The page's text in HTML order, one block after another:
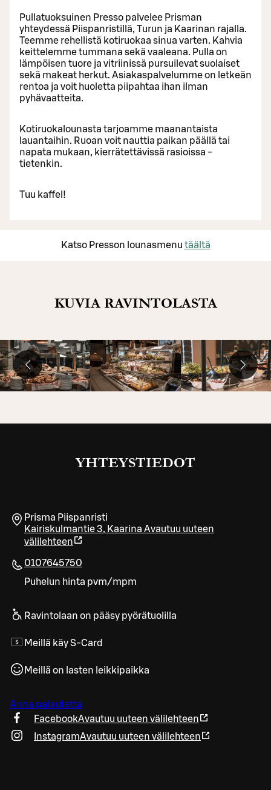
Pullatuoksuinen Presso palvelee Prisman
yhteydessä Piispanristillä, Turun ja Kaarinan rajalla.
Teemme rehellistä kotiruokaa sinua varten. Kahvia
keittelemme tummana sekä vaaleana. Pulla on
lämpöisen tuore ja vitriinissä pursuilevat suolaiset
sekä makeat herkut. Asiakaspalvelumme on letkeän
rentoa ja voit huoletta piipahtaa ihan ilman
pyhävaatteita.
Kotiruokalounasta tarjoamme maanantaista
lauantaihin. Ruoan voit nauttia paikan päällä tai
napata mukaan, kierrätettävissä rasioissa -
tietenkin.
Tuu kaffel!
Katso Presson lounasmenu täältä
KUVIA RAVINTOLASTA
YHTEYSTIEDOT
Prisma Piispanristi
Kairiskulmantie 3, Kaarina Avautuu uuteen
välilehteen
0107645750
Puhelun hinta pvm/mpm
Ravintolaan on pääsy pyörätuolilla
Meillä käy S-Card
Meillä on lasten leikkipaikka
Anna palautetta
FacebookAvautuu uuteen välilehteen
InstagramAvautuu uuteen välilehteen